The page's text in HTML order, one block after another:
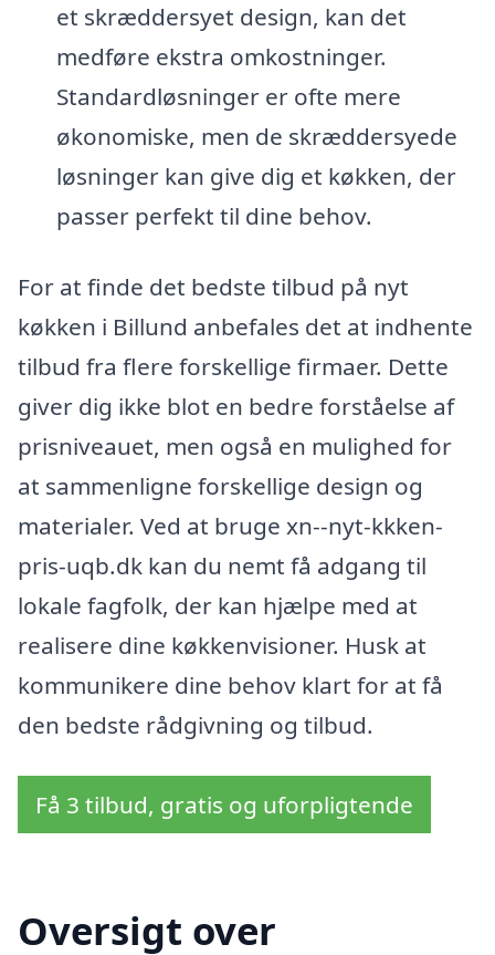
et skræddersyet design, kan det
medføre ekstra omkostninger.
Standardløsninger er ofte mere
økonomiske, men de skræddersyede
løsninger kan give dig et køkken, der
passer perfekt til dine behov.
For at finde det bedste tilbud på nyt
køkken i Billund anbefales det at indhente
tilbud fra flere forskellige firmaer. Dette
giver dig ikke blot en bedre forståelse af
prisniveauet, men også en mulighed for
at sammenligne forskellige design og
materialer. Ved at bruge xn--nyt-kkken-
pris-uqb.dk kan du nemt få adgang til
lokale fagfolk, der kan hjælpe med at
realisere dine køkkenvisioner. Husk at
kommunikere dine behov klart for at få
den bedste rådgivning og tilbud.
Få 3 tilbud, gratis og uforpligtende
Oversigt over